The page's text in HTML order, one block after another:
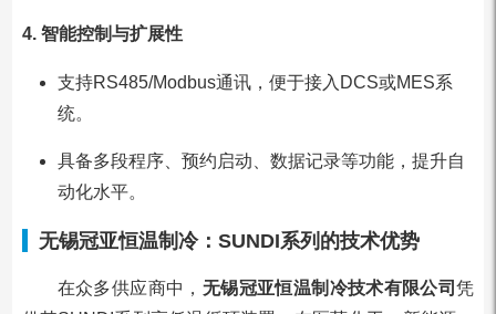
4. 智能控制与扩展性
支持RS485/Modbus通讯，便于接入DCS或MES系
统。
具备多段程序、预约启动、数据记录等功能，提升自
动化水平。
无锡冠亚恒温制冷：SUNDI系列的技术优势
在众多供应商中， 无锡冠亚恒温制冷技术有限公司凭